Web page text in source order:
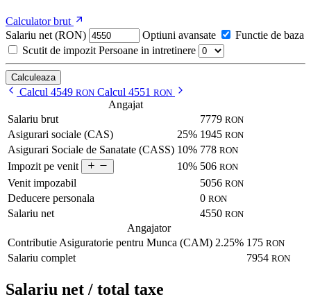
Calculator brut
Salariu net (RON)
Optiuni avansate
Functie de baza
Scutit de impozit Persoane in intretinere
Calculeaza
Calcul 4549 RON Calcul 4551 RON
Angajat
Salariu brut
7779 RON
Asigurari sociale (CAS) 25% 1945 RON
Asigurari Sociale de Sanatate (CASS) 10% 778 RON
Impozit pe venit 10% 506 RON
Venit impozabil 5056 RON
Deducere personala 0 RON
Salariu net 4550 RON
Angajator
Contributie Asiguratorie pentru Munca (CAM) 2.25% 175 RON
Salariu complet 7954 RON
Salariu net / total taxe